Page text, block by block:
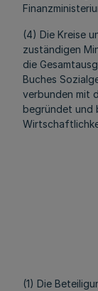
(4) Die Kreise
zuständigen
die
Buches
verbunden mit
begründet und
(1) Die